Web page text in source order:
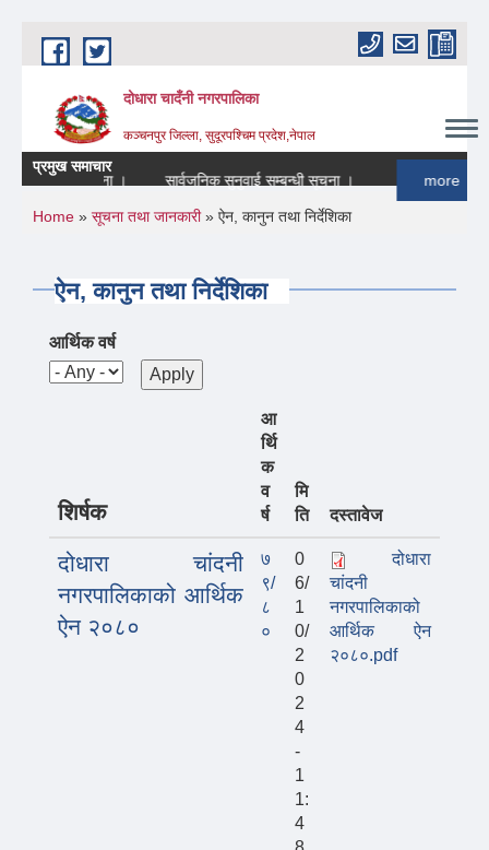
Skip to main content
दोधारा चादँनी नगरपालिका
कञ्चनपुर जिल्ला, सुदूरपश्चिम प्रदेश,नेपाल
प्रमुख समाचार
सूचना ।
सार्वजनिक सुनुवाई सम्बन्धी सूचना । more
You are here
Home » सूचना तथा जानकारी» ऐन, कानुन तथा निर्देशिका
ऐन, कानुन तथा निर्देशिका
आर्थिक वर्ष
शिर्षक
आ
र्थि
क
व
र्ष
मि
ति
दस्तावेज
दोधारा चांदनी
नगरपालिकाको आर्थिक
ऐन २०८०
७
९/
८
०
0
6/
1
0/
2
0
2
4
-
1
1:
4
दोधारा
चांदनी
नगरपालिकाको
आर्थिक ऐन
२०८०.pdf